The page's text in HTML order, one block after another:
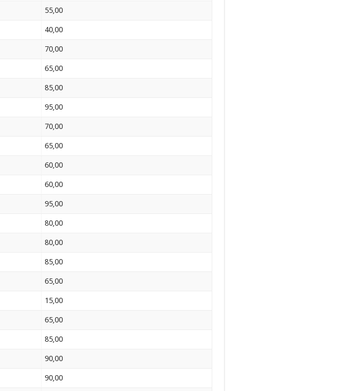
55,00
40,00
70,00
65,00
85,00
95,00
70,00
65,00
60,00
60,00
95,00
80,00
80,00
85,00
65,00
15,00
65,00
85,00
90,00
90,00